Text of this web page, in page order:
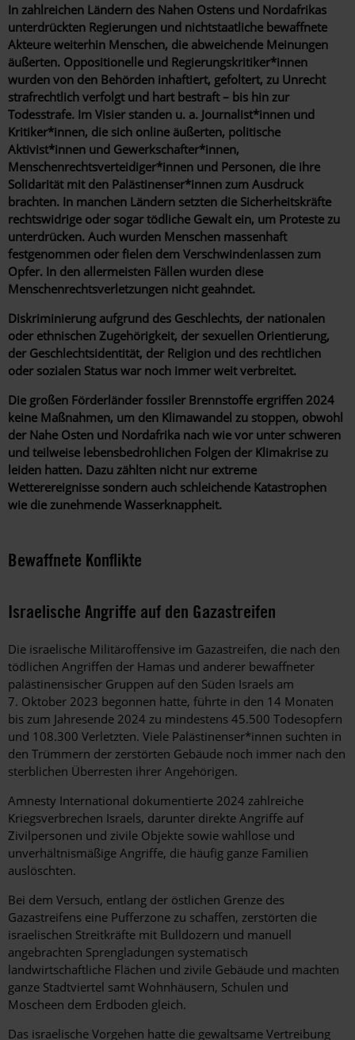
In zahlreichen Ländern des Nahen Ostens und Nordafrikas
unterdrückten Regierungen und nichtstaatliche bewaffnete
Akteure weiterhin Menschen, die abweichende Meinungen
äußerten. Oppositionelle und Regierungskritiker*innen
wurden von den Behörden inhaftiert, gefoltert, zu Unrecht
strafrechtlich verfolgt und hart bestraft – bis hin zur
Todesstrafe. Im Visier standen u. a. Journalist*innen und
Kritiker*innen, die sich online äußerten, politische
Aktivist*innen und Gewerkschafter*innen,
Menschenrechtsverteidiger*innen und Personen, die ihre
Solidarität mit den Palästinenser*innen zum Ausdruck
brachten. In manchen Ländern setzten die Sicherheitskräfte
rechtswidrige oder sogar tödliche Gewalt ein, um Proteste zu
unterdrücken. Auch wurden Menschen massenhaft
festgenommen oder fielen dem Verschwindenlassen zum
Opfer. In den allermeisten Fällen wurden diese
Menschenrechtsverletzungen nicht geahndet.
Diskriminierung aufgrund des Geschlechts, der nationalen
oder ethnischen Zugehörigkeit, der sexuellen Orientierung,
der Geschlechtsidentität, der Religion und des rechtlichen
oder sozialen Status war noch immer weit verbreitet.
Die großen Förderländer fossiler Brennstoffe ergriffen 2024
keine Maßnahmen, um den Klimawandel zu stoppen, obwohl
der Nahe Osten und Nordafrika nach wie vor unter schweren
und teilweise lebensbedrohlichen Folgen der Klimakrise zu
leiden hatten. Dazu zählten nicht nur extreme
Wetterereignisse sondern auch schleichende Katastrophen
wie die zunehmende Wasserknappheit.
Bewaffnete Konflikte
Israelische Angriffe auf den Gazastreifen
Die israelische Militäroffensive im Gazastreifen, die nach den
tödlichen Angriffen der Hamas und anderer bewaffneter
palästinensischer Gruppen auf den Süden Israels am
7. Oktober 2023 begonnen hatte, führte in den 14 Monaten
bis zum Jahresende 2024 zu mindestens 45.500 Todesopfern
und 108.300 Verletzten. Viele Palästinenser*innen suchten in
den Trümmern der zerstörten Gebäude noch immer nach den
sterblichen Überresten ihrer Angehörigen.
Amnesty International dokumentierte 2024 zahlreiche
Kriegsverbrechen Israels, darunter direkte Angriffe auf
Zivilpersonen und zivile Objekte sowie wahllose und
unverhältnismäßige Angriffe, die häufig ganze Familien
auslöschten.
Bei dem Versuch, entlang der östlichen Grenze des
Gazastreifens eine Pufferzone zu schaffen, zerstörten die
israelischen Streitkräfte mit Bulldozern und manuell
angebrachten Sprengladungen systematisch
landwirtschaftliche Flächen und zivile Gebäude und machten
ganze Stadtviertel samt Wohnhäusern, Schulen und
Moscheen dem Erdboden gleich.
Das israelische Vorgehen hatte die gewaltsame Vertreibung